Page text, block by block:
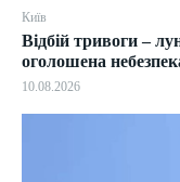
Київ
Відбій тривоги –
оголошена
10.08.2026